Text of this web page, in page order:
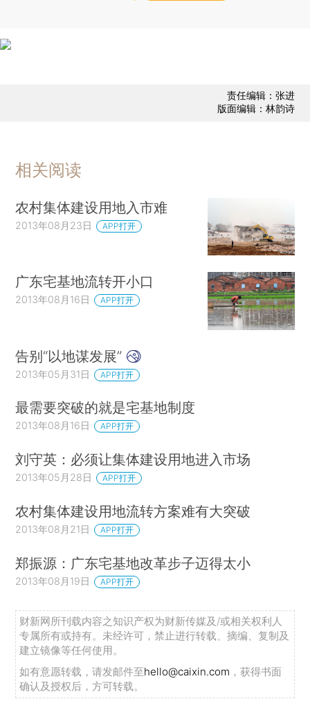
责任编辑：张进
版面编辑：林韵诗
相关阅读
农村集体建设用地入市难
2013年08月23日 APP打开
广东宅基地流转开小口
2013年08月16日 APP打开
告别“以地谋发展”
2013年05月31日 APP打开
最需要突破的就是宅基地制度
2013年08月16日 APP打开
刘守英：必须让集体建设用地进入市场
2013年05月28日 APP打开
农村集体建设用地流转方案难有大突破
2013年08月21日 APP打开
郑振源：广东宅基地改革步子迈得太小
2013年08月19日 APP打开
财新网所刊载内容之知识产权为财新传媒及/或相关权利人
专属所有或持有。未经许可，禁止进行转载、摘编、复制及
建立镜像等任何使用。
如有意愿转载，请发邮件至hello@caixin.com ，获得书面
确认及授权后，方可转载。